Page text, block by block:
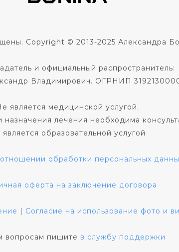
Copyright © 2013-2025 Александра
и официальный распространитель:
Владимирович. ОГРНИП
является медицинской услугой.
назначения лечения необходима
образовательной услугой
обработки персональных
оферта на заключение договора
| Согласие на использование фото и
вопросам пишите в службу поддержки